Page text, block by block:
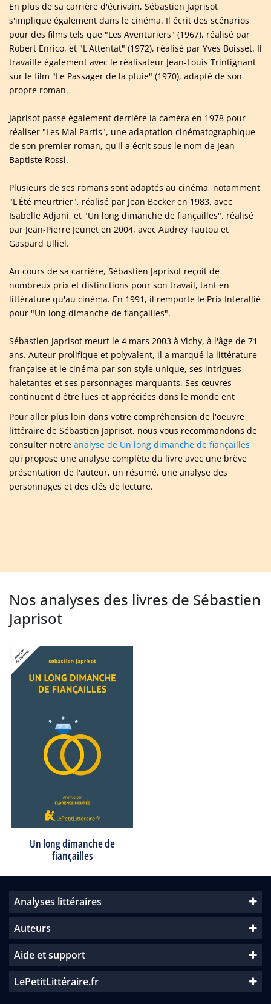
En plus de sa carrière d'écrivain, Sébastien Japrisot
s'implique également dans le cinéma. Il écrit des scénarios
pour des films tels que "Les Aventuriers" (1967), réalisé par
Robert Enrico, et "L'Attentat" (1972), réalisé par Yves Boisset. Il
travaille également avec le réalisateur Jean-Louis Trintignant
sur le film "Le Passager de la pluie" (1970), adapté de son
propre roman.
Japrisot passe également derrière la caméra en 1978 pour
réaliser "Les Mal Partis", une adaptation cinématographique
de son premier roman, qu'il a écrit sous le nom de Jean-
Baptiste Rossi.
Plusieurs de ses romans sont adaptés au cinéma, notamment
"L'Été meurtrier", réalisé par Jean Becker en 1983, avec
Isabelle Adjani, et "Un long dimanche de fiançailles", réalisé
par Jean-Pierre Jeunet en 2004, avec Audrey Tautou et
Gaspard Ulliel.
Au cours de sa carrière, Sébastien Japrisot reçoit de
nombreux prix et distinctions pour son travail, tant en
littérature qu'au cinéma. En 1991, il remporte le Prix Interallié
pour "Un long dimanche de fiançailles".
Sébastien Japrisot meurt le 4 mars 2003 à Vichy, à l'âge de 71
ans. Auteur prolifique et polyvalent, il a marqué la littérature
française et le cinéma par son style unique, ses intrigues
haletantes et ses personnages marquants. Ses œuvres
continuent d'être lues et appréciées dans le monde ent
Pour aller plus loin dans votre compréhension de l'oeuvre
littéraire de Sébastien Japrisot, nous vous recommandons de
consulter notre analyse de Un long dimanche de fiançailles
qui propose une analyse complète du livre avec une brève
présentation de l'auteur, un résumé, une analyse des
personnages et des clés de lecture.
Nos analyses des livres de Sébastien
Japrisot
Un long dimanche de
fiançailles
Analyses littéraires
Auteurs
Aide et support
LePetitLittéraire.fr